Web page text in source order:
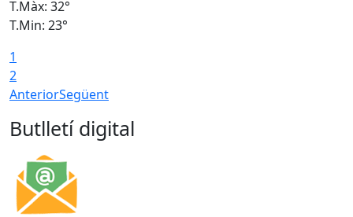
T.Màx: 32°
T.Min: 23°
1
2
AnteriorSegüent
Butlletí digital